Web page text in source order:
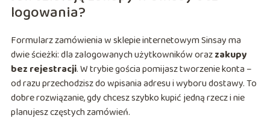
logowania?
Formularz zamówienia w sklepie internetowym Sinsay ma
dwie ścieżki: dla zalogowanych użytkowników orazzakupy
bez rejestracji. W trybie gościa pomijasz tworzenie konta –
od razu przechodzisz do wpisania adresu i wyboru dostawy. To
dobre rozwiązanie, gdy chcesz szybko kupić jedną rzecz i nie
planujesz częstych zamówień.